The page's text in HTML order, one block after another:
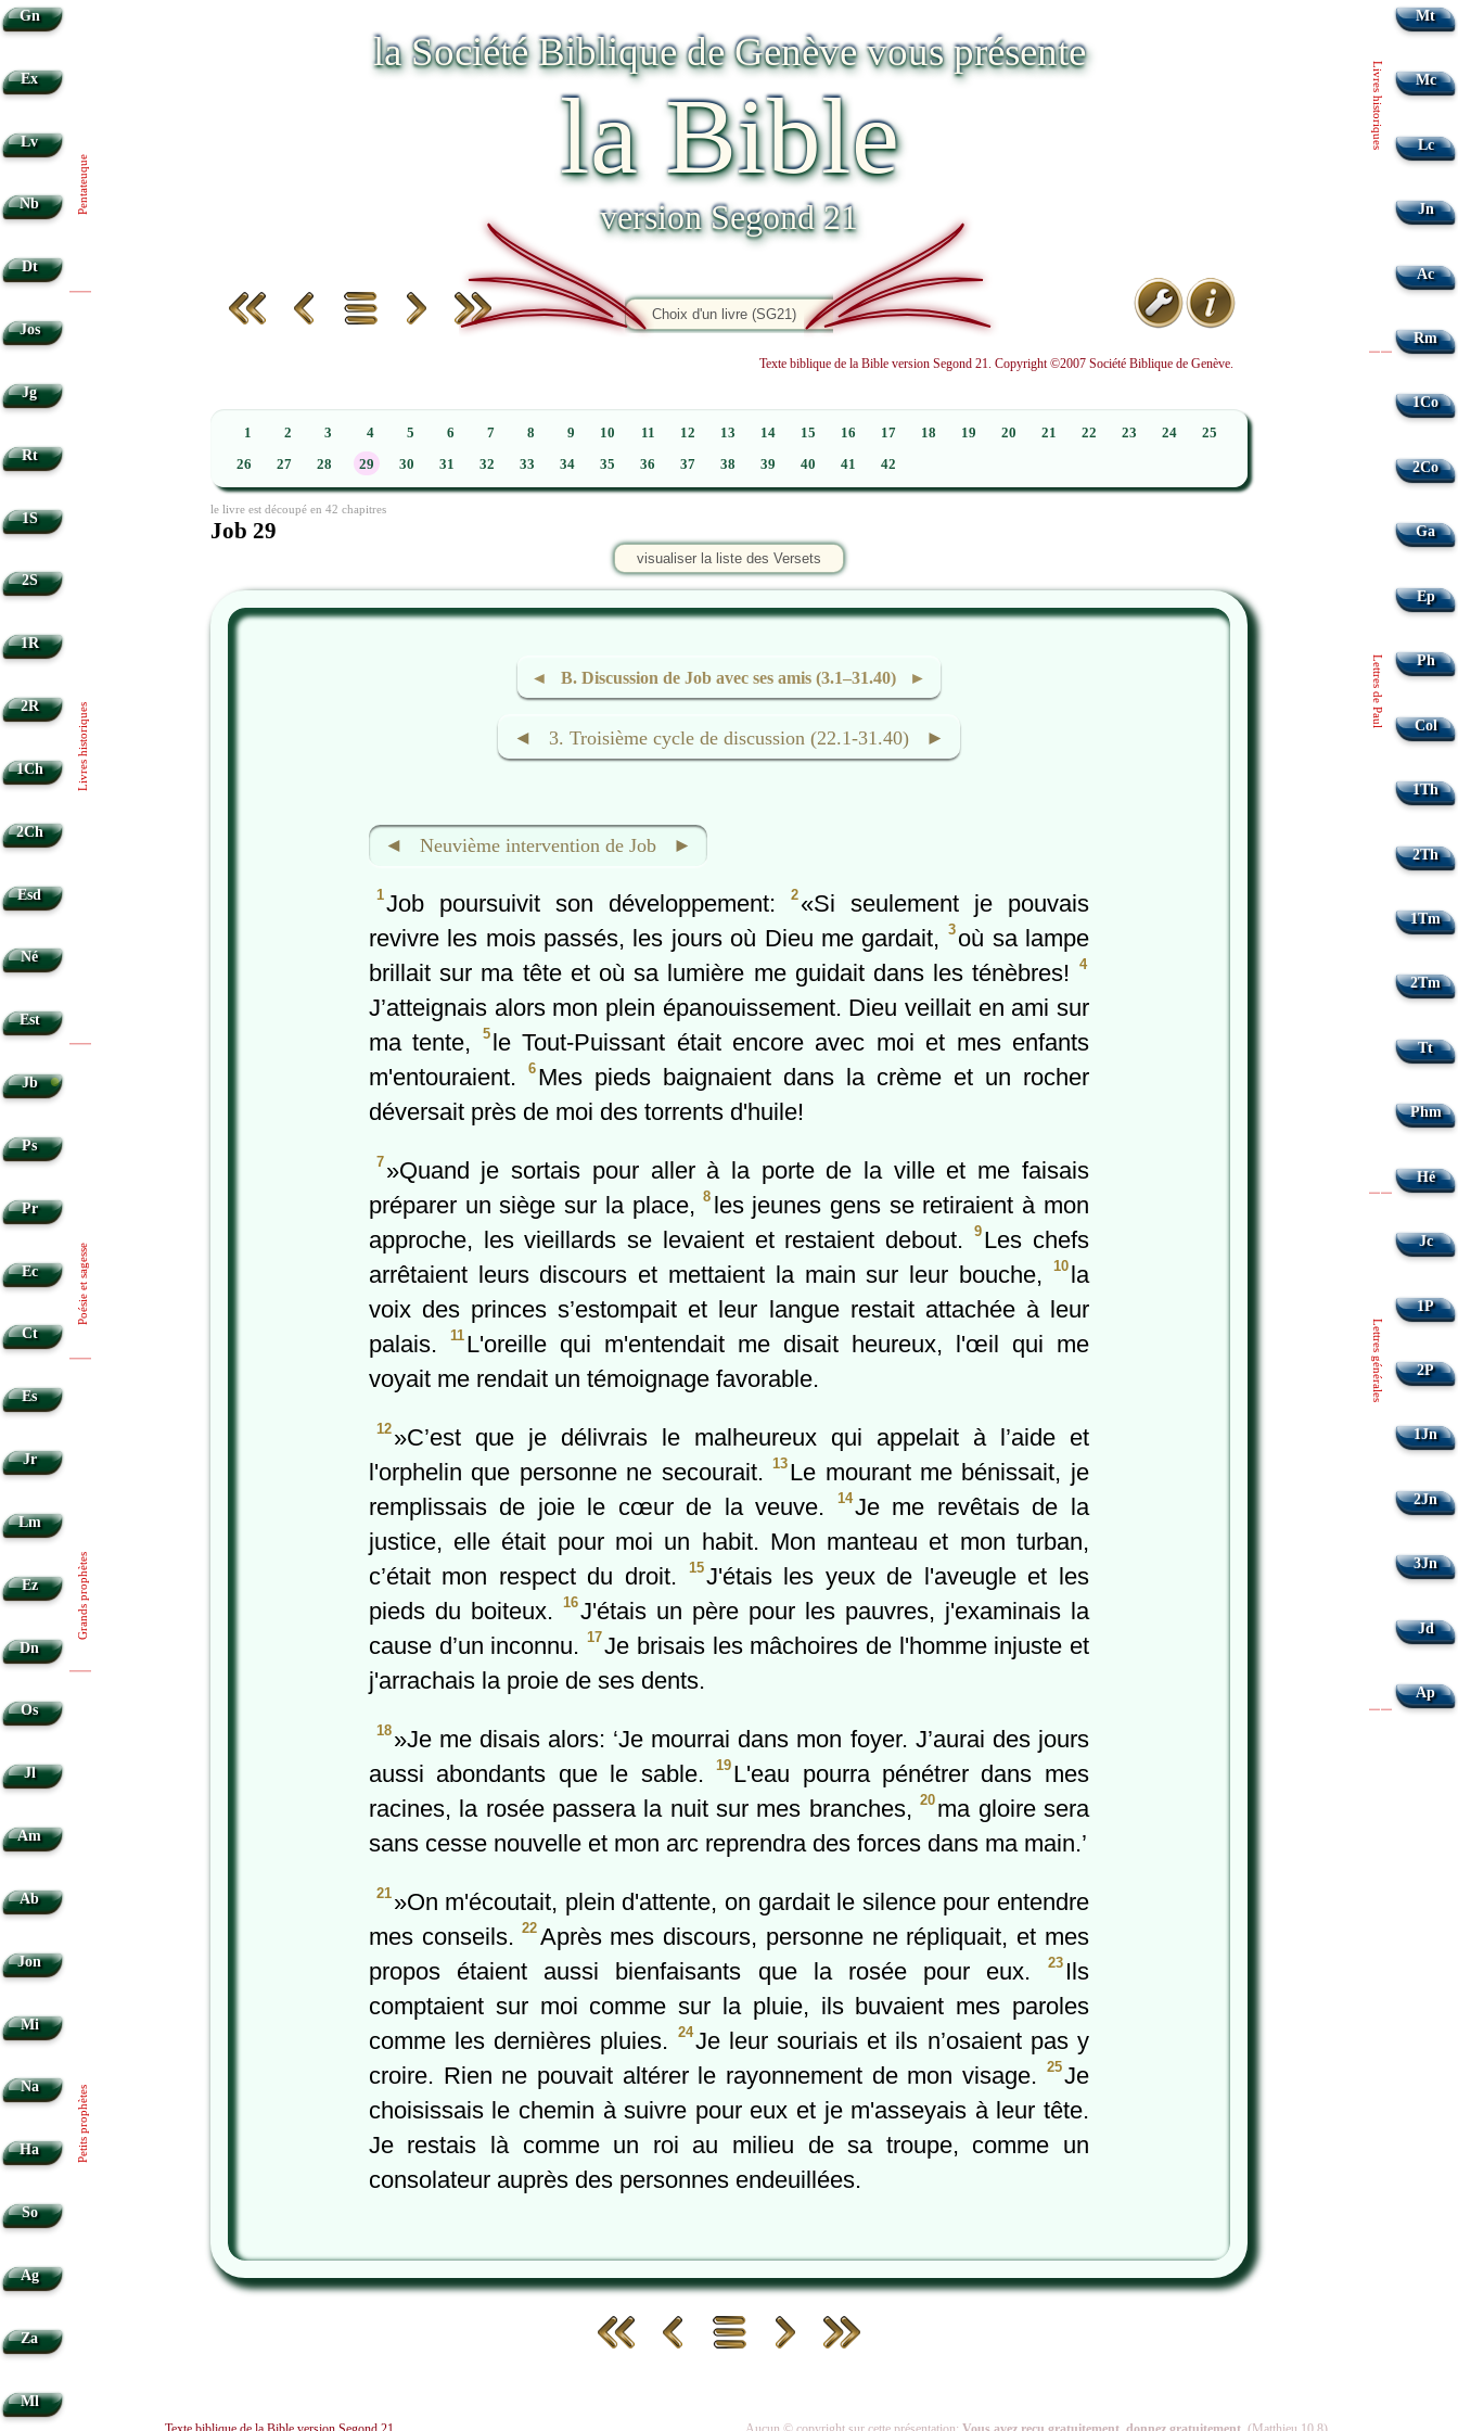
la Société Biblique de Genève vous présente
la Bible
version Segond 21
Texte biblique de la Bible version Segond 21. Copyright ©2007 Société Biblique de Genève.
1 2 3 4 5 6 7 8 9 10 11 12 13 14 15 16 17 18 19 20 21 22 23 24 25
26 27 28 29 30 31 32 33 34 35 36 37 38 39 40 41 42
le livre est découpé en 42 chapitres
Job 29
visualiser la liste des Versets
◄ B. Discussion de Job avec ses amis (3.1–31.40) ►
◄ 3. Troisième cycle de discussion (22.1-31.40) ►
◄ Neuvième intervention de Job ►
1Job poursuivit son développement: 2 «Si seulement je pouvais
revivre les mois passés, les jours où Dieu me gardait, 3 où sa lampe
brillait sur ma tête et où sa lumière me guidait dans les ténèbres!
4
J’atteignais alors mon plein épanouissement. Dieu veillait en ami sur
ma tente,
5 le Tout-Puissant était encore avec moi et mes enfants
m'entouraient.
6 Mes pieds baignaient dans la crème et un rocher
déversait près de moi des torrents d'huile!
7 »Quand je sortais pour aller à la porte de la ville et me faisais
préparer un siège sur la place,8 les jeunes gens se retiraient à mon
approche, les vieillards se levaient et restaient debout.
9 Les chefs
arrêtaient leurs discours et mettaient la main sur leur bouche,
10 la
voix des princes s’estompait et leur langue restait attachée à leur
palais.
11 L'oreille qui m'entendait me disait heureux, l'œil qui me
voyait me rendait un témoignage favorable.
12 »C’est que je délivrais le malheureux qui appelait à l’aide et
l'orphelin que personne ne secourait. 13 Le mourant me bénissait, je
remplissais de joie le cœur de la veuve.
14Je me revêtais de la
justice, elle était pour moi un habit. Mon manteau et mon turban,
c’était mon respect du droit.
15J'étais les yeux de l'aveugle et les
pieds du boiteux.
16J'étais un père pour les pauvres, j'examinais la
cause d’un inconnu. 17Je brisais les mâchoires de l'homme injuste et
j'arrachais la proie de ses dents.
18 »Je me disais alors: ‘Je mourrai dans mon foyer. J’aurai des jours
aussi abondants que le sable.
19 L'eau pourra pénétrer dans mes
racines, la rosée passera la nuit sur mes branches, 20 ma gloire sera
sans cesse nouvelle et mon arc reprendra des forces dans ma main.’
21 »On m'écoutait, plein d'attente, on gardait le silence pour entendre
mes conseils.22 Après mes discours, personne ne répliquait, et mes
propos étaient aussi bienfaisants que la rosée pour eux.
23 Ils
comptaient sur moi comme sur la pluie, ils buvaient mes paroles
comme les dernières pluies.
24Je leur souriais et ils n’osaient pas y
croire. Rien ne pouvait altérer le rayonnement de mon visage.
25Je
choisissais le chemin à suivre pour eux et je m'asseyais à leur tête.
Je restais là comme un roi au milieu de sa troupe, comme un
consolateur auprès des personnes endeuillées.
Gn
Ex
Lv
Nb
Dt
Jos
Jg
Rt
1S
2S
1R
2R
1Ch
2Ch
Esd
Né
Est
Jb
Ps
Pr
Ec
Ct
Es
Jr
Lm
Ez
Dn
Os
Jl
Am
Ab
Jon
Mi
Na
Ha
So
Ag
Za
Ml
Mt
Mc
Lc
Jn
Ac
Rm
1Co
2Co
Ga
Ep
Ph
Col
1Th
2Th
1Tm
2Tm
Tt
Phm
Hé
Jc
1P
2P
1Jn
2Jn
3Jn
Jd
Ap
Pentateuque
Livres historiques
|
|
Poésie et sagesse
Grands prophètes
Petits prophètes
Livres historiques
Lettres de Paul
Lettres générales
•